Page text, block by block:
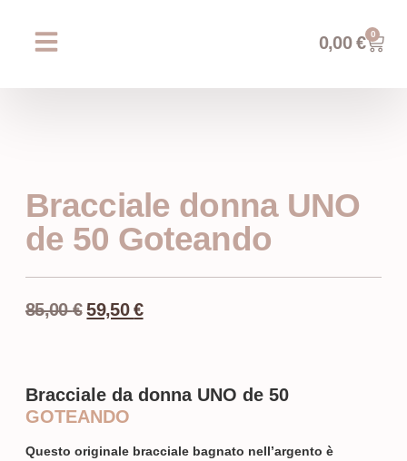
0,00€ 0
Bracciale donna UNO
de 50 Goteando
85,00€ 59,50€
Bracciale da donna UNO de 50
GOTEANDO
Questo originale bracciale bagnato nell’argento è